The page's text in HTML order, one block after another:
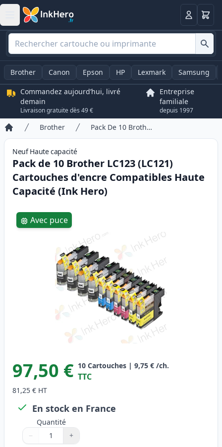
Panier
Brother Canon Epson HP Lexmark Samsung
Commandez aujourd’hui, livré
demain
Livraison gratuite dès 49 €
Entreprise
familiale
depuis 1997
Accueil
Brother Pack De 10 Brother LC123 (LC121) Cartouches d'encre Compatibles Haute Capacité (Ink Hero)
Neuf Hautecapacité
Pack de 10 Brother LC123 (LC121)
Cartouches d'encre Compatibles Haute
Capacité (Ink Hero)
Product information
Avec puce
97,50 € 10 Cartouches | 9,75 € /ch.
TTC
81,25 € HT
En stock en France
Quantité
Quantité
Utilisez les boutons pour ajuster
− +
Quantité